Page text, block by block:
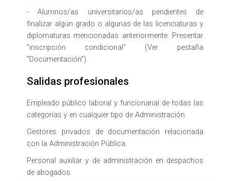
- Alumnos/as universitarios/as pendientes de
finalizar algún grado o algunas de las licenciaturas y
diplomaturas mencionadas anteriormente. Presentar
"inscripción condicional" (Ver pestaña
"Documentación").
Salidas profesionales
Empleado público laboral y funcionarial de todas las
categorías y en cualquier tipo de Administración.
Gestores privados de documentación relacionada
con la Administración Pública.
Personal auxiliar y de administración en despachos
de abogados.